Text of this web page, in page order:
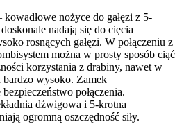
nożyce do gałęzi z 5-
nadają się do cięcia
rosnących gałęzi. W połączeniu z
można w prosty sposób ciąć
korzystania z drabiny, nawet w
bardzo wysoko. Zamek
połączenia.
dźwigowa i 5-krotna
ogromną oszczędność siły.